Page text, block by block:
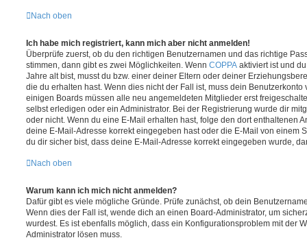
Nach oben
Ich habe mich registriert, kann mich aber nicht anmelden!
Überprüfe zuerst, ob du den richtigen Benutzernamen und das richtige
stimmen, dann gibt es zwei Möglichkeiten. Wenn COPPA aktiviert ist und
Jahre alt bist, musst du bzw. einer deiner Eltern oder deiner
die du erhalten hast. Wenn dies nicht der Fall ist, muss dein
einigen Boards müssen alle neu angemeldeten Mitglieder erst
selbst erledigen oder ein Administrator. Bei der Registrierung wurde dir
oder nicht. Wenn du eine E-Mail erhalten hast, folge den dort enthaltenen
deine E-Mail-Adresse korrekt eingegeben hast oder die E-Mail von einem
du dir sicher bist, dass deine E-Mail-Adresse korrekt eingegeben wurde,
Nach oben
Warum kann ich mich nicht anmelden?
Dafür gibt es viele mögliche Gründe. Prüfe zunächst, ob dein
Wenn dies der Fall ist, wende dich an einen Board-Administrator, um
wurdest. Es ist ebenfalls möglich, dass ein Konfigurationsproblem mit der
Administrator lösen muss.